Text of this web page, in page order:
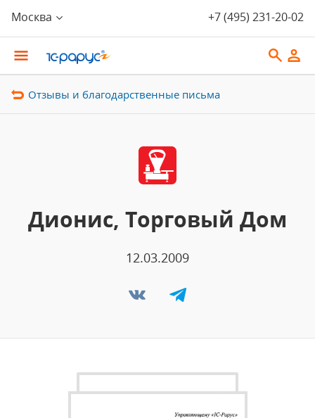
Москва +7 (495) 231-20-02
Отзывы и благодарственные письма
Дионис, Торговый Дом
12.03.2009